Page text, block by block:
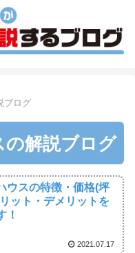
ブログ
解説ブログ
ウスの特徴・価格(坪
ット・デメリットを
！
2021.07.17